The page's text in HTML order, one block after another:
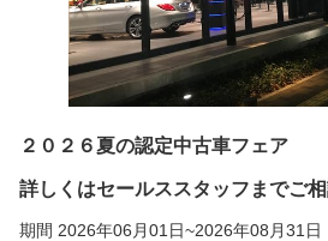
２０２６夏の認定中古車フェア
詳しくはセールススタッフまでご
期間 2026年06月01日~2026年08月31日